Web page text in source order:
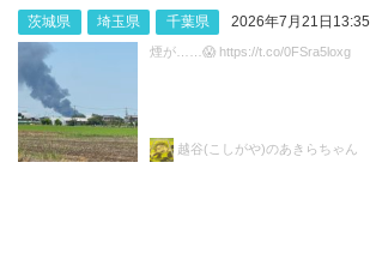
茨城県 埼玉県 千葉県 2026年7月21日13:35
煙が……😱 https://t.co/0FSra5loxg
越谷(こしがや)のあきらちゃん